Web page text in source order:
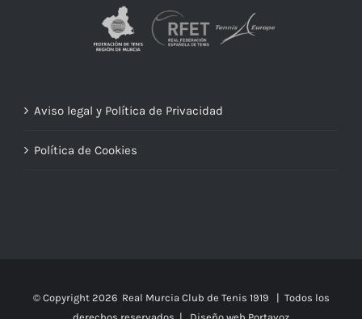
Aviso legal y Política de Privacidad
Política de Cookies
© Copyright 2026 Real Murcia Club de Tenis 1919 | Todos los